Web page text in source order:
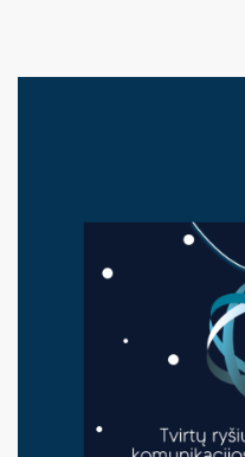
PR
Pamiršote
Norite tapti